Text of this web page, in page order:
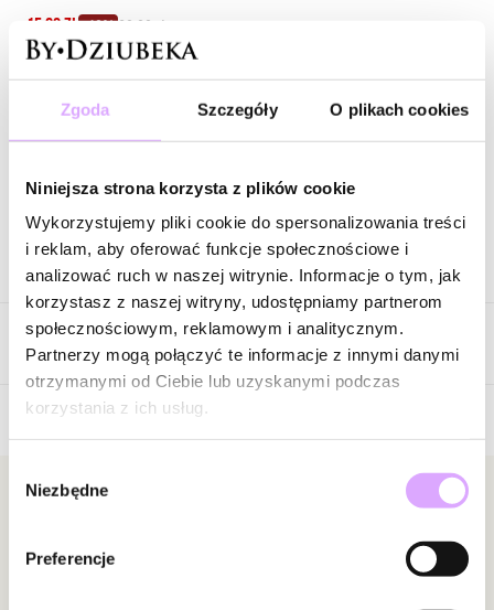
Zgoda Szczegóły O plikach cookies
Niniejsza strona korzysta z plików cookie
Wykorzystujemy pliki cookie do spersonalizowania treści
i reklam, aby oferować funkcje społecznościowe i
analizować ruch w naszej witrynie. Informacje o tym, jak
korzystasz z naszej witryny, udostępniamy partnerom
społecznościowym, reklamowym i analitycznym.
Partnerzy mogą połączyć te informacje z innymi danymi
otrzymanymi od Ciebie lub uzyskanymi podczas
korzystania z ich usług.
zgody
Niezbędne
Preferencje
15,60 zł -60% 39,00 zł
Najniższa cena w okresie 30 dni przed obniżką:
Cena regularna
%
Zapytaj o produkt
Opis produktu
Elementy: szklane kryształki.
Kolor kryształków: malinowy.
Wielkość kryształków: 0,75 cm.
Średnica bransoletki: 5,30 cm bez rozciągania gumki.
Opinie
Bądź pierwszą osobą, która podzieli się opinią o tym
Powiadomienie
Newsletter
Bądź na bieżąco z nowościami i promocjami!